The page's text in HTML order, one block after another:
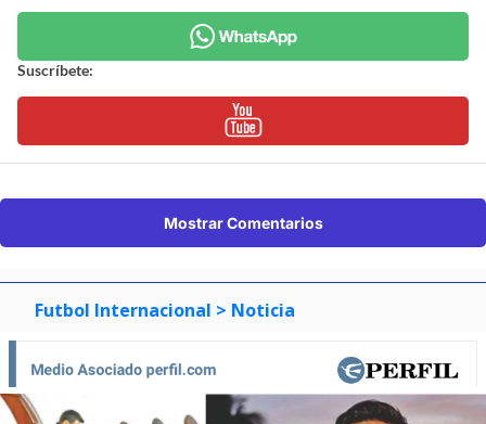
Suscríbete:
Mostrar Comentarios
Futbol Internacional > Noticia